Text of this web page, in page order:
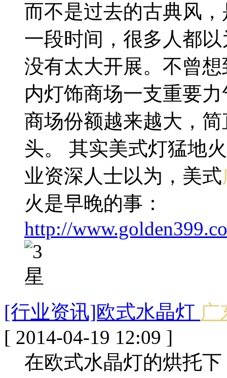
而不是过去的古典风
一段时间，很多人都
没有太大开展。不曾
内灯饰商场一支重要
商场份额越来越大，
头。 其实美式灯猛地
业资深人士以为，美式
火是早晚的事：
http://
[行业资讯]欧式水晶灯 广
[ 2014-04-19 12:09 ]
在欧式水晶灯的烘托